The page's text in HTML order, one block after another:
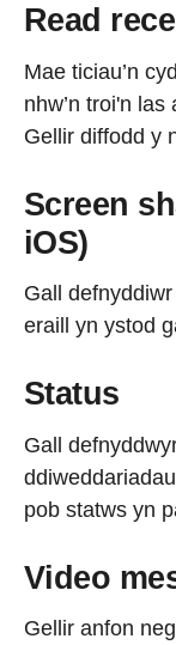
Read
Mae ticiau’n
nhw’n troi'n
Gellir diffodd y
Screen
iOS)
Gall
eraill yn ystod
Status
Gall
pob statws yn
Video
Gellir anfon